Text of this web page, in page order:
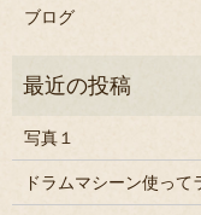
ブログ
写真１
ドラムマシーン使って